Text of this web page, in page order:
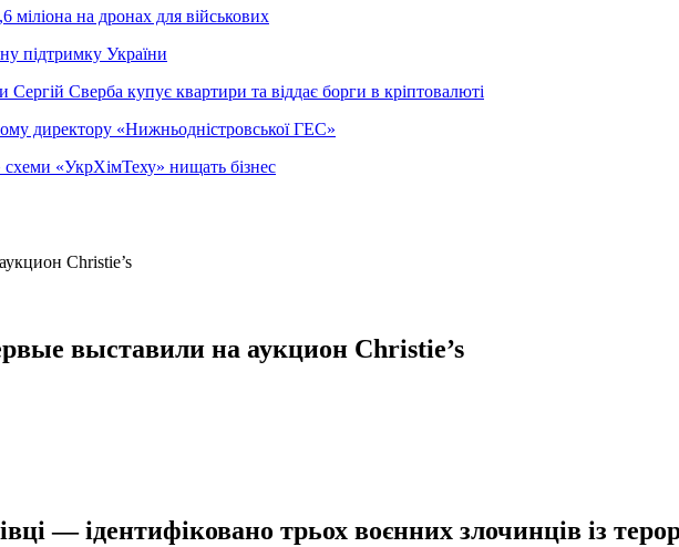
міліона на дронах для військових
підтримку України
Сверба купує квартири та віддає борги в кріптовалюті
директору «Нижньодністровської ГЕС»
схеми «УкрХімТеху» нищать бізнес
выставили на аукцион Christie’s
— ідентифіковано трьох воєнних злочинців із